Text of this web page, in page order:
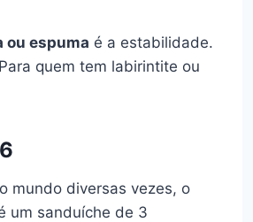
ou espuma é a estabilidade.
quem tem labirintite ou
mundo diversas vezes, o
um sanduíche de 3